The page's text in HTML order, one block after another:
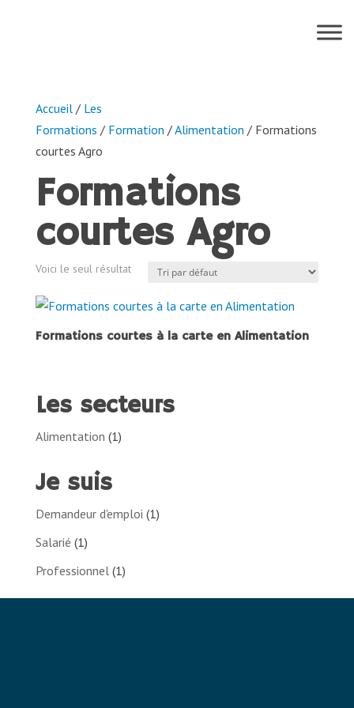
Accueil/ Les
Formations / Formation /Alimentation / Formations
courtes Agro
Formations
courtes Agro
Voici le seul résultat
Formations courtes à la carte en Alimentation
Les secteurs
Alimentation (1)
Je suis
Demandeur d'emploi (1)
Salarié (1)
Professionnel (1)